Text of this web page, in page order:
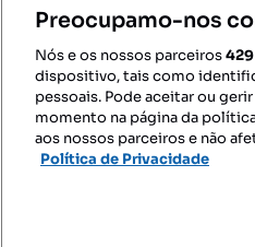
Livro de Reclamações online
Regulamento dos Serviços
Digitais
Preocupamo-nos
Nós e os nossos parceiros429
dispositivo, tais como
pessoais. Pode aceitar ou
momento na página da
aos nossos parceiros e não
Política de Privacidade